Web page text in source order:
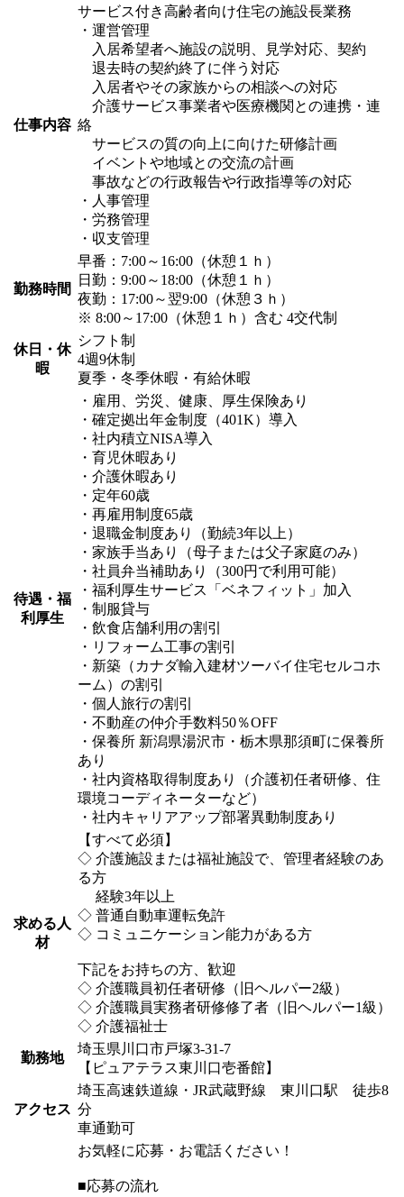
仕事内容
サービス付き高齢者向け住宅の施設長業務
・運営管理
入居希望者へ施設の説明、見学対応、契約
退去時の契約終了に伴う対応
入居者やその家族からの相談への対応
介護サービス事業者や医療機関との連携・連
絡
サービスの質の向上に向けた研修計画
イベントや地域との交流の計画
事故などの行政報告や行政指導等の対応
・人事管理
・労務管理
・収支管理
勤務時間
早番：7:00～16:00（休憩１ｈ）
日勤：9:00～18:00（休憩１ｈ）
夜勤：17:00～翌9:00（休憩３ｈ）
※ 8:00～17:00（休憩１ｈ）含む 4交代制
休日・休
暇
シフト制
4週9休制
夏季・冬季休暇・有給休暇
待遇・福
利厚生
・雇用、労災、健康、厚生保険あり
・確定拠出年金制度（401K）導入
・社内積立NISA導入
・育児休暇あり
・介護休暇あり
・定年60歳
・再雇用制度65歳
・退職金制度あり（勤続3年以上）
・家族手当あり（母子または父子家庭のみ）
・社員弁当補助あり（300円で利用可能）
・福利厚生サービス「ベネフィット」加入
・制服貸与
・飲食店舗利用の割引
・リフォーム工事の割引
・新築（カナダ輸入建材ツーバイ住宅セルコホ
ーム）の割引
・個人旅行の割引
・不動産の仲介手数料50％OFF
・保養所 新潟県湯沢市・栃木県那須町に保養所
あり
・社内資格取得制度あり（介護初任者研修、住
環境コーディネーターなど）
・社内キャリアアップ部署異動制度あり
求める人
材
【すべて必須】
◇ 介護施設または福祉施設で、管理者経験のあ
る方
経験3年以上
◇ 普通自動車運転免許
◇ コミュニケーション能力がある方
下記をお持ちの方、歓迎
◇ 介護職員初任者研修（旧ヘルパー2級）
◇ 介護職員実務者研修修了者（旧ヘルパー1級）
◇ 介護福祉士
勤務地
埼玉県川口市戸塚3-31-7
【ピュアテラス東川口壱番館】
アクセス
埼玉高速鉄道線・JR武蔵野線 東川口駅 徒歩8
分
車通勤可
お気軽に応募・お電話ください！
■応募の流れ